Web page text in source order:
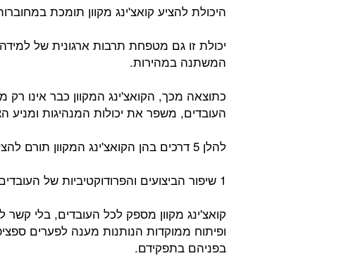
היכולת להציע קואצ'ינג מקוון תומכת
יכולת זו גם מטפחת תרבות ארגונית של
המשתנה במהירות.
כתוצאה מכך, הקואצ'ינג המקוון כבר אינו
העובדים, משפר את יכולות המנהיגות ומניע
להלן 5 דרכים בהן הקואצ'ינג המקוון תורם להצלחת הארגון:
1 שיפור הביצועים והפרודוקטיביות של העובדים:
קואצ'ינג מקוון מספק לכל העובדים, בלי
ופיתוח ממוקדות הנותנות מענה לפערים
בפניהם בתפקידם.